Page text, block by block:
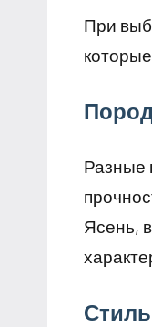
При
Разные
Ясень,